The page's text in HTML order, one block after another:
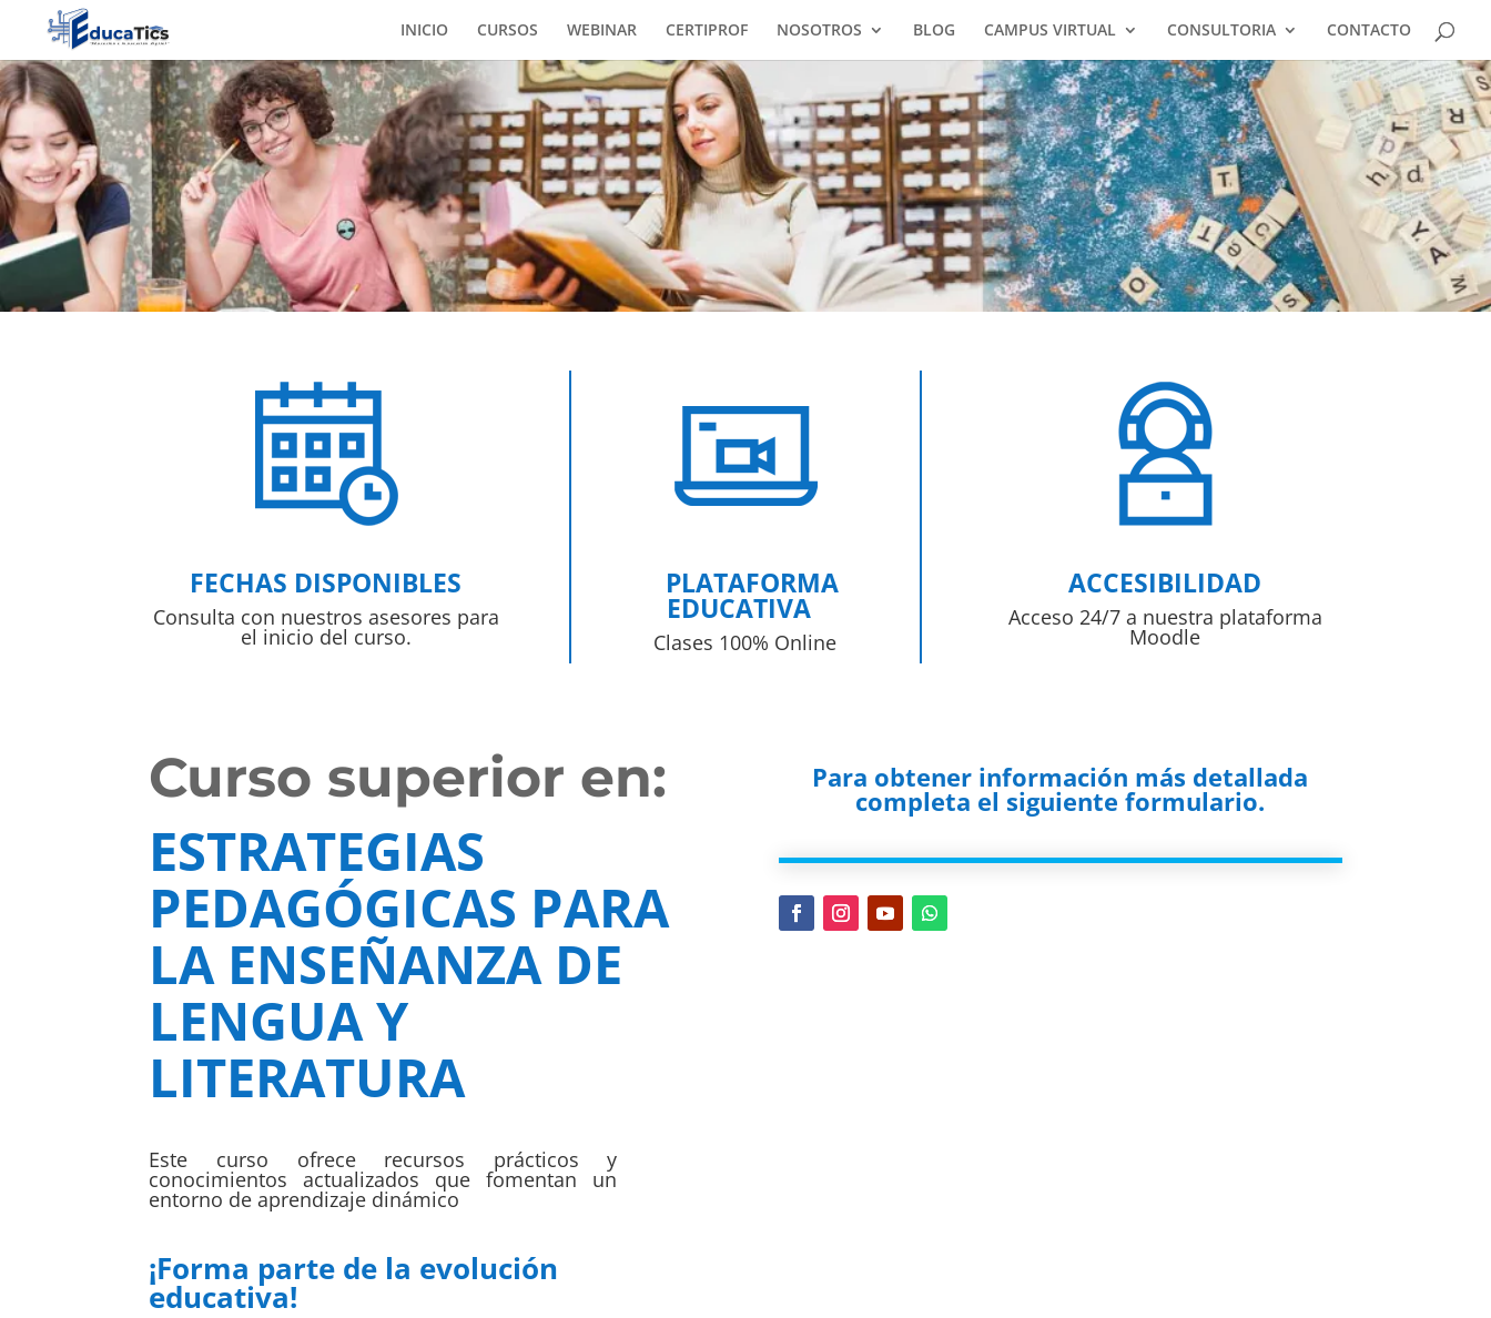
INICIO CURSOS WEBINAR CERTIPROF NOSOTROS BLOG CAMPUS VIRTUAL CONSULTORIA CONTACTO
FECHAS DISPONIBLES
Consulta con nuestros asesores para
el inicio del curso.
PLATAFORMA
EDUCATIVA
Clases 100% Online
ACCESIBILIDAD
Acceso 24/7 a nuestra plataforma
Moodle
Curso superior en:
ESTRATEGIAS
PEDAGÓGICAS PARA
LA ENSEÑANZA DE
LENGUA Y
LITERATURA
Este curso ofrece recursos prácticos y
conocimientos actualizados que fomentan un
entorno de aprendizaje dinámico
¡Forma parte de la evolución
educativa!
Para obtener información más detallada
completa el siguiente formulario.